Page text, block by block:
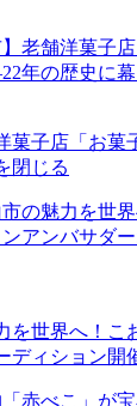
菓子店「お
閉じる
を世界へ！こ
ディション開